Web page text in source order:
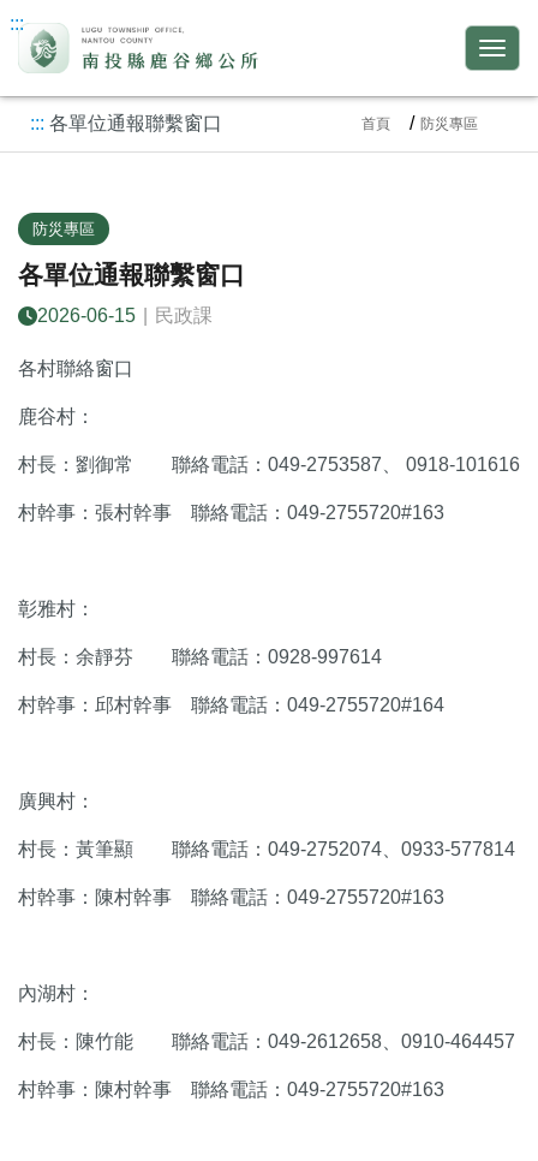
:::
::: 各單位通報聯繫窗口 首頁 防災專區
防災專區
各單位通報聯繫窗口
2026-06-15 民政課
各村聯絡窗口
鹿谷村：
村長：劉御常 聯絡電話：049-2753587、 0918-101616
村幹事：張村幹事 聯絡電話：049-2755720#163
彰雅村：
村長：余靜芬 聯絡電話：0928-997614
村幹事：邱村幹事 聯絡電話：049-2755720#164
廣興村：
村長：黃筆顯 聯絡電話：049-2752074、0933-577814
村幹事：陳村幹事 聯絡電話：049-2755720#163
內湖村：
村長：陳竹能 聯絡電話：049-2612658、0910-464457
村幹事：陳村幹事 聯絡電話：049-2755720#163